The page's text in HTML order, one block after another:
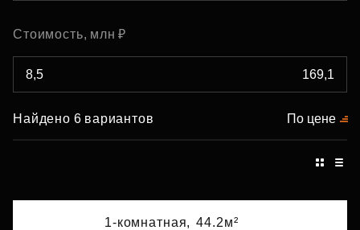
Стоимость, млн ₽
Найдено 6 вариантов По цене
1-комнатная, 44.2м²